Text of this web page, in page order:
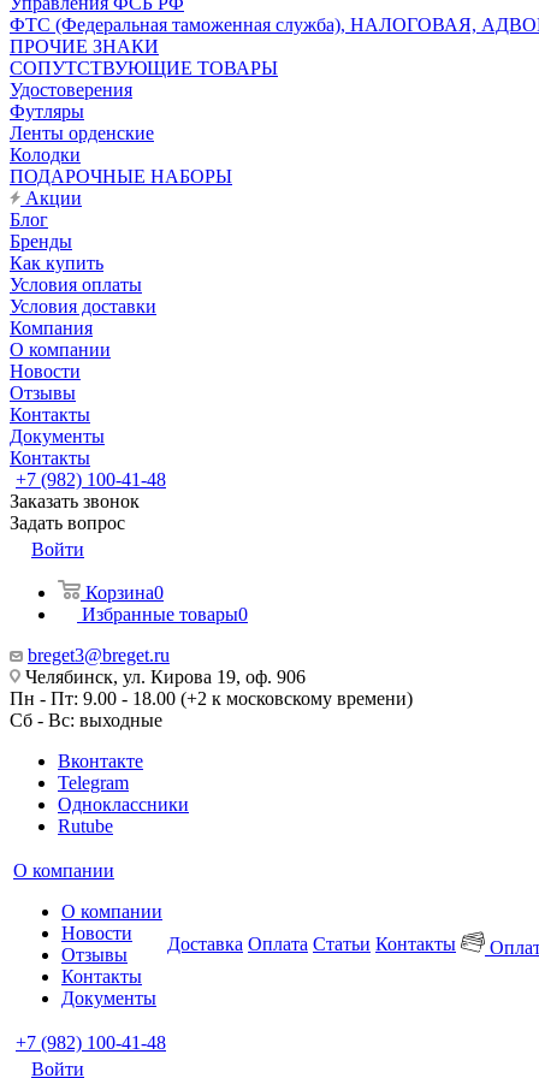
ФТС (Федеральная таможенная служба), НАЛОГОВАЯ,
ПРОЧИЕ ЗНАКИ
СОПУТСТВУЮЩИЕ ТОВАРЫ
Удостоверения
Футляры
Ленты орденские
Колодки
ПОДАРОЧНЫЕ НАБОРЫ
Акции
Блог
Бренды
Как купить
Условия оплаты
Условия доставки
Компания
О компании
Новости
Отзывы
Контакты
Документы
Контакты
+7 (982) 100-41-48
Заказать звонок
Задать вопрос
Войти
Корзина0
Избранные товары0
breget3@breget.ru
Челябинск, ул. Кирова 19, оф. 906
Пн - Пт: 9.00 - 18.00 (+2 к московскому времени)
Сб - Вс: выходные
Вконтакте
Telegram
Одноклассники
Rutube
О компании
О компании
Новости
Отзывы
Контакты
Документы
Доставка Оплата Статьи Контакты
+7 (982) 100-41-48
Войти